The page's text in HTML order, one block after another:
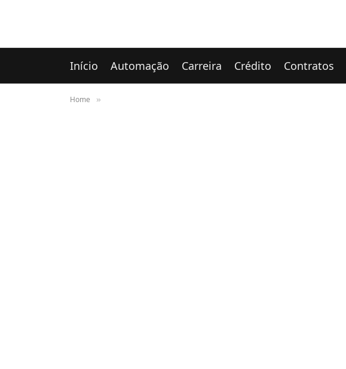
Início Automação Carreira Crédito Contratos
Home »